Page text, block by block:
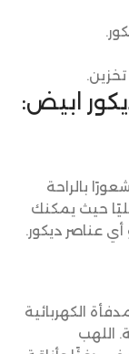
ابيض:
بالراحة
حيث يمكنك
أي عناصر ديكور.
الكهربائية
اللهب